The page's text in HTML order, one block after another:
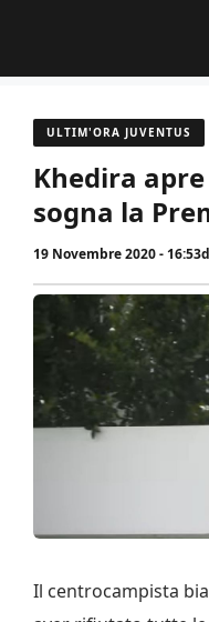
contenuto
ULTIM'ORA JUVENTUS
Khedira
sogna la
19 Novembre 2020 - 16:53
Il centrocampista